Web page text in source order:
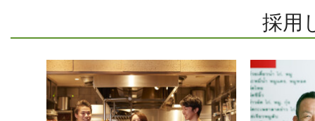
採用